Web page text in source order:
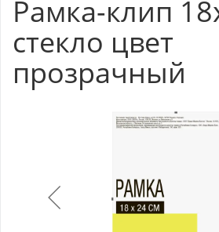
Рамка-клип
стекло цвет
прозрачный